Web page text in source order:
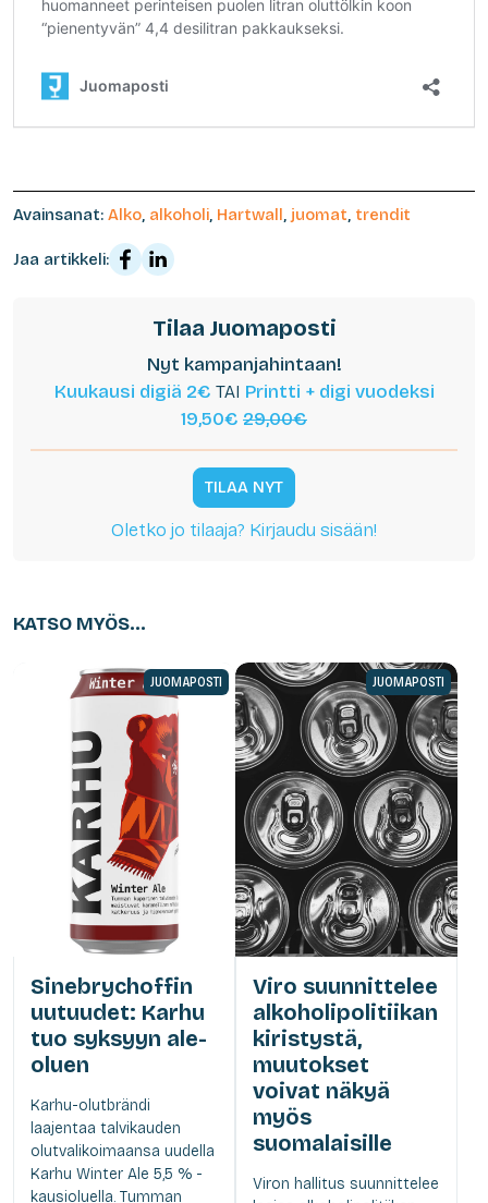
Avainsanat: Alko, alkoholi, Hartwall, juomat, trendit
Jaa artikkeli:
Tilaa Juomaposti
Nyt kampanjahintaan!
Kuukausi digiä 2€ TAI Printti + digi vuodeksi
19,50€ 29,00€
TILAA NYT
Oletko jo tilaaja? Kirjaudu sisään!
KATSO MYÖS...
JUOMAPOSTI
Sinebrychoffin
uutuudet: Karhu
tuo syksyyn ale-
oluen
Karhu-olutbrändi
laajentaa talvikauden
olutvalikoimaansa uudella
Karhu Winter Ale 5,5 % -
kausioluella. Tumman
JUOMAPOSTI
Viro suunnittelee
alkoholipolitiikan
kiristystä,
muutokset
voivat näkyä
myös
suomalaisille
Viron hallitus suunnittelee